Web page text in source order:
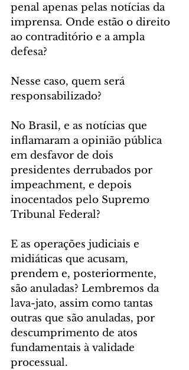
penal apenas pelas notícias da
imprensa. Onde estão o direito
ao contraditório e a ampla
defesa?
Nesse caso, quem será
responsabilizado?
No Brasil, e as notícias que
inflamaram a opinião pública
em desfavor de dois
presidentes derrubados por
impeachment, e depois
inocentados pelo Supremo
Tribunal Federal?
E as operações judiciais e
midiáticas que acusam,
prendem e, posteriormente,
são anuladas? Lembremos da
lava-jato, assim como tantas
outras que são anuladas, por
descumprimento de atos
fundamentais à validade
processual.